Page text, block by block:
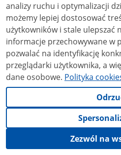
Stanowisko konsultanta
medycyny rodzinnej z dnia
postępowania z pacjentami
trakcie izolacji w warunkach
Stanowisko​_KK​_med​_rodz​_ws​_covid-
0.17MB
Ministerstwo Zdrowia
00-952 Warszawa
analizy ruchu i optymalizacji działania
możemy lepiej dostosować
użytkowników i stale ulepszać nasze
informacje przechowywane w
pozwalać na identyfikację
przeglądarki użytkownika, a
dane osobowe. Polityka
Zezwól na